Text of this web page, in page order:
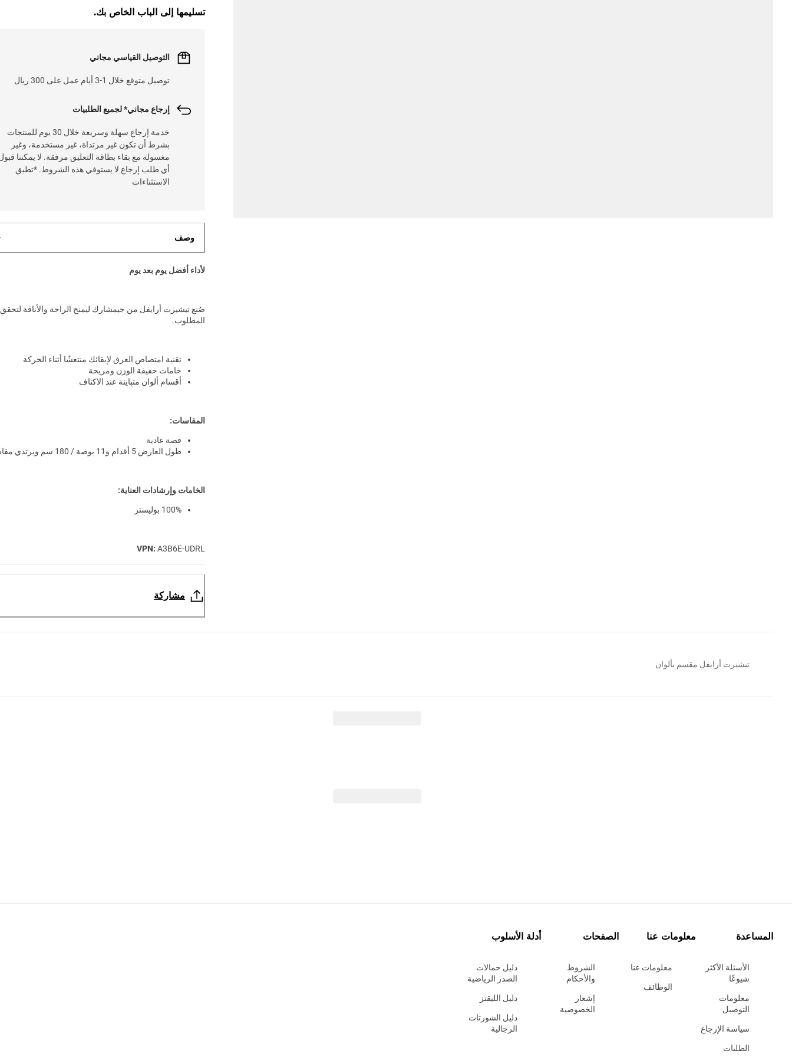
L
O
A
D
I
N
.
.
تسليمها إلى الباب الخاص بك.
التوصيل القياسي مجاني
توصيل متوقع خلال 1-3 أيام عمل على 300 ريال
إرجاع مجاني* لجميع الطلبيات
خدمة إرجاع سهلة وسريعة خلال 30 يوم للمنتجات
بشرط أن تكون غير مرتداة، غير مستخدمة، وغير
مغسولة مع بقاء بطاقة التعليق مرفقة. لا يمكننا
أي طلب إرجاع لا يستوفي هذه الشروط. *تطبق
الاستثناءات
وصف
لأداء أفضل يوم بعد يوم
صُنع تيشيرت أرايفل من جيمشارك ليمنح الراحة والأناقة لتحقق
المطلوب.
تقنية امتصاص العرق لإبقائك منتعشًا أثناء الحركة
خامات خفيفة الوزن ومريحة
أقسام ألوان متباينة عند الاكتاف
المقاسات:
قصة عادية
طول العارض 5 أقدام و11 بوصة / 180 سم ويرتدي مقاس M
الخامات وإرشادات العناية:
100% بوليستر
VPN: A3B6E-UDRL
مشاركة
تيشيرت أرايفل مقسم بألوان
المساعدة
الأسئلة الأكثر
شيوعًا
معلومات
التوصيل
سياسة الإرجاع
الطلبات
معلومات عنا
معلومات عنا
الوظائف
الصفحات
الشروط
والأحكام
إشعار
الخصوصية
أدلة الأسلوب
دليل حمالات
الصدر الرياضية
دليل الليقنز
دليل الشورتات
الرجالية